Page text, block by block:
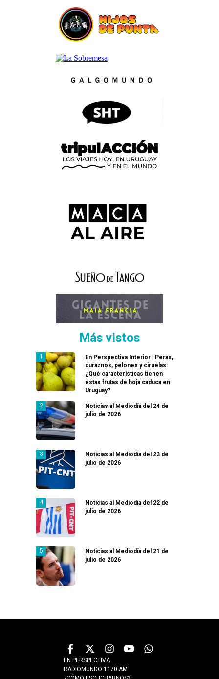
Más vistos
En Perspectiva Interior | Peras,
duraznos, pelones y ciruelas:
¿Qué características tienen
estas frutas de hoja caduca en
Uruguay?
Noticias al Mediodía del 24 de
julio de 2026
Noticias al Mediodía del 23 de
julio de 2026
Noticias al Mediodía del 22 de
julio de 2026
Noticias al Mediodía del 21 de
julio de 2026
EN PERSPECTIVA
RADIOMUNDO 1170 AM